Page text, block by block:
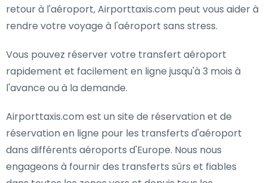
retour à l'aéroport, Airporttaxis.com peut vous aider à
rendre votre voyage à l'aéroport sans stress.
Vous pouvez réserver votre transfert aéroport
rapidement et facilement en ligne jusqu'à 3 mois à
l'avance ou à la demande.
Airporttaxis.com est un site de réservation et de
réservation en ligne pour les transferts d'aéroport
dans différents aéroports d'Europe. Nous nous
engageons à fournir des transferts sûrs et fiables